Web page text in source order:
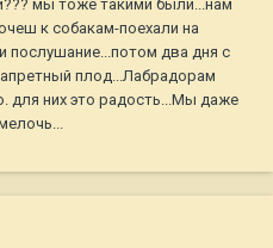
мы тоже такими были...нам
к собакам-поехали на
послушание...потом два дня с
плод...Лабрадорам
для них это радость...Мы даже